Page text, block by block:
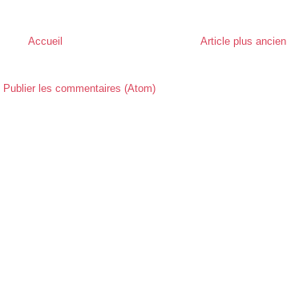
Article plus ancien
Accueil
Publier les commentaires (Atom)